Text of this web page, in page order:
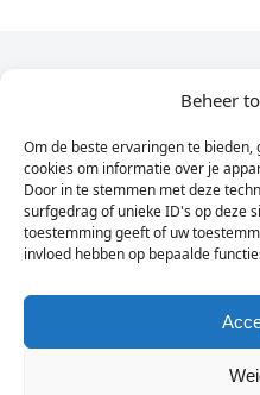
Beheer
Om de beste ervaringen te
cookies om informatie over je
Door in te stemmen met deze
surfgedrag of unieke ID's op deze
toestemming geeft of uw
invloed hebben op bepaalde
Dagelijks het
Vul
hier
je
e-
mailadres
in